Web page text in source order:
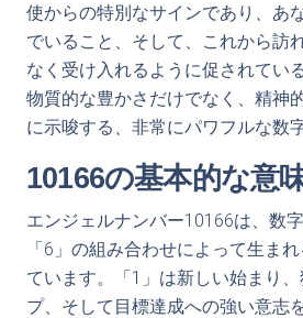
使からの特別なサインであり、あ
でいること、そして、これから訪
なく受け入れるように促されてい
物質的な豊かさだけでなく、精神
に示唆する、非常にパワフルな数
10166の基本的な意
エンジェルナンバー10166は、数
「6」の組み合わせによって生ま
ています。「1」は新しい始まり
プ、そして目標達成への強い意志